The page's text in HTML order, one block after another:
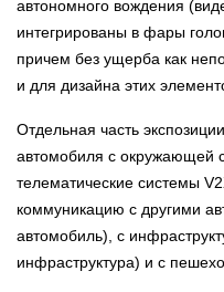
автономного вождения
интегрированы в фары
причем без ущерба как
и для дизайна этих
Отдельная часть
автомобиля с окружающей
телематические системы
коммуникацию с другими
автомобиль), с
инфраструктура) и с